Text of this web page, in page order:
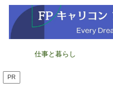
仕事と暮らし
PR